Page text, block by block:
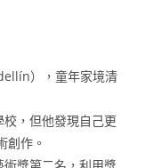
），童年家境清
，但他發現自己更
創作。